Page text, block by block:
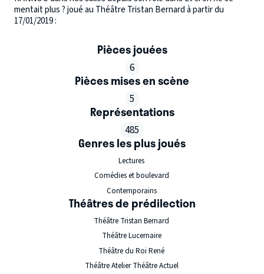
mentait plus ? joué au Théâtre Tristan Bernard à partir du
17/01/2019 :
Pièces jouées
6
Pièces mises en scène
5
Représentations
485
Genres les plus joués
Lectures
Comédies et boulevard
Contemporains
Théâtres de prédilection
Théâtre Tristan Bernard
Théâtre Lucernaire
Théâtre du Roi René
Théâtre Atelier Théâtre Actuel